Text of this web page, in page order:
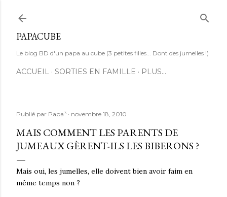
PAPACUBE
Le blog BD d'un papa au cube (3 petites filles... Dont des jumelles !)
ACCUEIL SORTIES EN FAMILLE PLUS…
Publié par Papa³ novembre 18, 2010
MAIS COMMENT LES PARENTS DE
JUMEAUX GÈRENT-ILS LES BIBERONS ?
Mais oui, les jumelles, elle doivent bien avoir faim en
même temps non ?